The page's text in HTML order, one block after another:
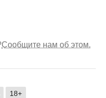
Сообщите нам об этом.
18+